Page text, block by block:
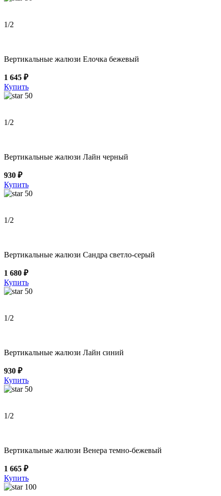
1/2
Вертикальные жалюзи Елочка бежевый
1 645 ₽
Купить
50
1/2
Вертикальные жалюзи Лайн черный
930 ₽
Купить
50
1/2
Вертикальные жалюзи Сандра светло-серый
1 680 ₽
Купить
50
1/2
Вертикальные жалюзи Лайн синий
930 ₽
Купить
50
1/2
Вертикальные жалюзи Венера темно-бежевый
1 665 ₽
Купить
100